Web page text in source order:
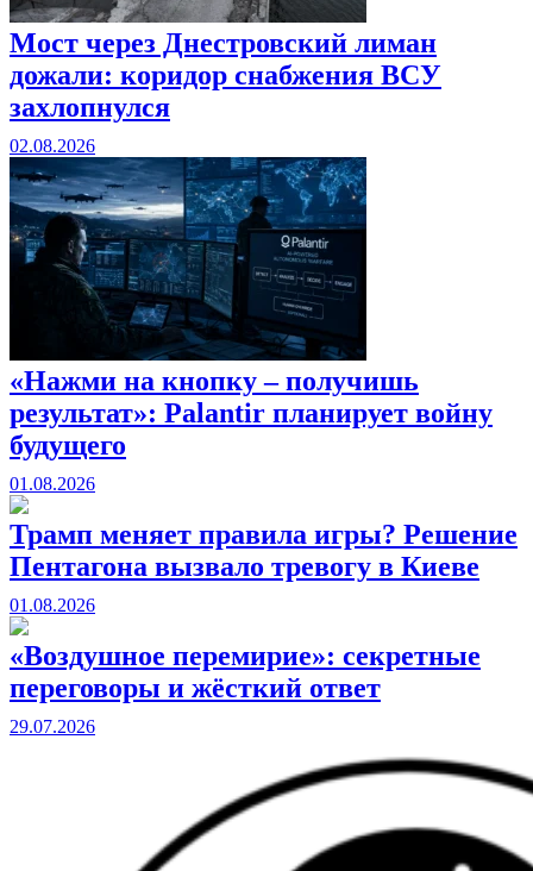
Мост через Днестровский лиман
дожали: коридор снабжения ВСУ
захлопнулся
02.08.2026
«Нажми на кнопку – получишь
результат»: Palantir планирует войну
будущего
01.08.2026
Трамп меняет правила игры? Решение
Пентагона вызвало тревогу в Киеве
01.08.2026
«Воздушное перемирие»: секретные
переговоры и жёсткий ответ
29.07.2026